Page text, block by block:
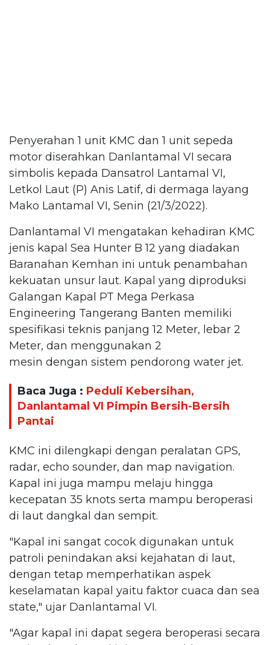
Penyerahan 1 unit KMC dan 1 unit sepeda
motor diserahkan Danlantamal VI secara
simbolis kepada Dansatrol Lantamal VI,
Letkol Laut (P) Anis Latif, di dermaga layang
Mako Lantamal VI, Senin (21/3/2022).
Danlantamal VI mengatakan kehadiran KMC
jenis kapal Sea Hunter B 12 yang diadakan
Baranahan Kemhan ini untuk penambahan
kekuatan unsur laut. Kapal yang diproduksi
Galangan Kapal PT Mega Perkasa
Engineering Tangerang Banten memiliki
spesifikasi teknis panjang 12 Meter, lebar 2
Meter, dan menggunakan 2
mesin dengan sistem pendorong water jet.
Baca Juga : Peduli Kebersihan,
Danlantamal VI Pimpin Bersih-Bersih
Pantai
KMC ini dilengkapi dengan peralatan GPS,
radar, echo sounder, dan map navigation.
Kapal ini juga mampu melaju hingga
kecepatan 35 knots serta mampu beroperasi
di laut dangkal dan sempit.
"Kapal ini sangat cocok digunakan untuk
patroli penindakan aksi kejahatan di laut,
dengan tetap memperhatikan aspek
keselamatan kapal yaitu faktor cuaca dan sea
state," ujar Danlantamal VI.
"Agar kapal ini dapat segera beroperasi secara